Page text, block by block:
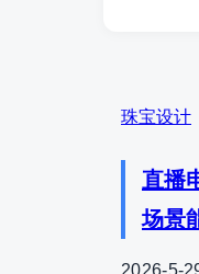
珠宝设计
直播
场景
2026-5-